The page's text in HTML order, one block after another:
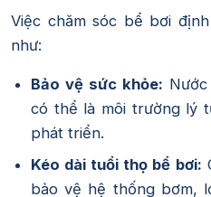
Việc chăm sóc bể bơi
như:
Bảo vệ sức khỏe:
có thể là môi trường lý
phát triển.
Kéo dài tuổi thọ bể bơi:
bảo vệ hệ thống bơm,